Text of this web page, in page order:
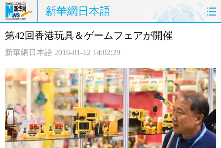
新華網日本語
ホームページ 政治
観光 評論 写真
中日対訳
第42回香港玩具＆ゲームフェアが開催
新華網日本語 2016-01-12 14:02:29